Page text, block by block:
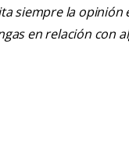
siempre la opinión
en relación con